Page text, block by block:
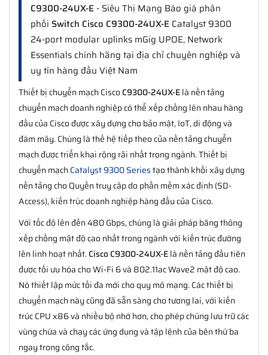
C9300-24UX-E - Siêu Thị Mạng Báo giá phân
phối Switch Cisco C9300-24UX-E Catalyst 9300
24-port modular uplinks mGig UPOE, Network
Essentials chính hãng tại địa chỉ chuyên nghiệp và
uy tín hàng đầu Việt Nam
Thiết bị chuyển mạch CiscoC9300-24UX-Elà nền tảng
chuyển mạch doanh nghiệp có thể xếp chồng lên nhau hàng
đầu của Cisco được xây dựng cho bảo mật, IoT, di động và
đám mây. Chúng là thế hệ tiếp theo của nền tảng chuyển
mạch được triển khai rộng rãi nhất trong ngành. Thiết bị
chuyển mạchCatalyst 9300 Seriestạo thành khối xây dựng
nền tảng cho Quyền truy cập do phần mềm xác định (SD-
Access), kiến trúc doanh nghiệp hàng đầu của Cisco.
Với tốc độ lên đến 480 Gbps, chúng là giải pháp băng thông
xếp chồng mật độ cao nhất trong ngành với kiến trúc đường
lên linh hoạt nhất.Cisco C9300-24UX-Elà nền tảng đầu tiên
được tối ưu hóa cho Wi-Fi 6 và 802.11ac Wave2 mật độ cao.
Nó thiết lập mức tối đa mới cho quy mô mạng. Các thiết bị
chuyển mạch này cũng đã sẵn sàng cho tương lai, với kiến
trúc CPU x86 và nhiều bộ nhớ hơn, cho phép chúng lưu trữ các
vùng chứa và chạy các ứng dụng và tập lệnh của bên thứ ba
ngay trong công tắc.